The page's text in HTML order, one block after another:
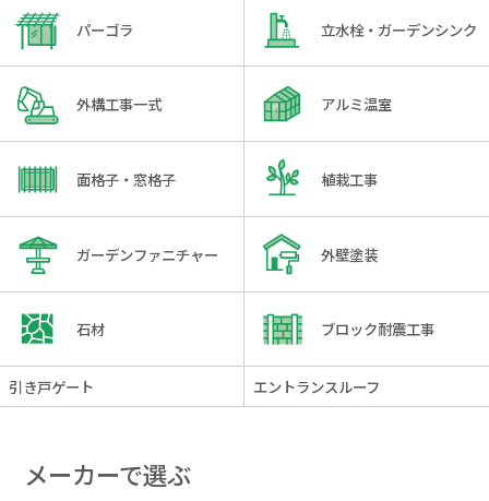
パーゴラ 立水栓・ガーデンシンク
外構工事一式 アルミ温室
面格子・窓格子 植栽工事
ガーデンファニチャー 外壁塗装
石材 ブロック耐震工事
引き戸ゲート エントランスルーフ
メーカーで選ぶ